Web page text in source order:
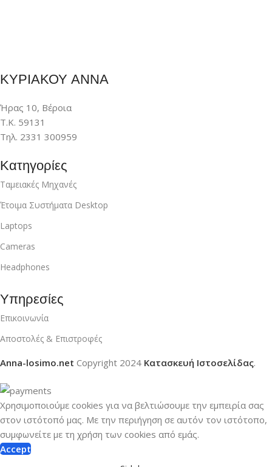
ΚΥΡΙΑΚΟΥ ΑΝΝΑ
Ήρας 10, Βέροια
Τ.Κ. 59131
Τηλ. 2331 300959
Κατηγορίες
Ταμειακές Μηχανές
Έτοιμα Συστήματα Desktop
Laptops
Cameras
Headphones
Υπηρεσίες
Επικοινωνία
Αποστολές & Επιστροφές
Anna-losimo.net Copyright 2024 Κατασκευή Ιστοσελίδας.
Χρησιμοποιούμε cookies για να βελτιώσουμε την εμπειρία σας
στον ιστότοπό μας. Με την περιήγηση σε αυτόν τον ιστότοπο,
συμφωνείτε με τη χρήση των cookies από εμάς.
Accept